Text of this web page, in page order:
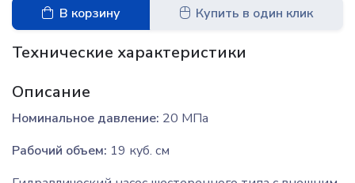
В корзину Купить в один клик
Технические характеристики
Описание
Номинальное давление: 20 МПа
Рабочий объем: 19 куб. см